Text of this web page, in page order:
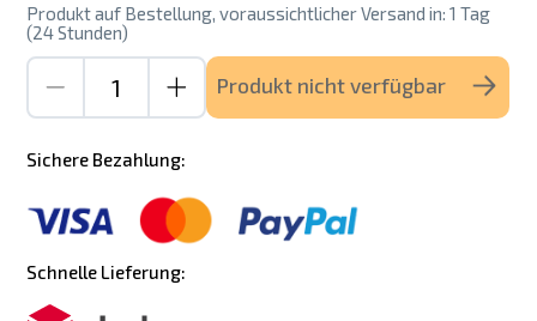
Produkt auf Bestellung, voraussichtlicher Versand in: 1 Tag
(24 Stunden)
Produkt nicht verfügbar
Sichere Bezahlung:
Schnelle Lieferung: